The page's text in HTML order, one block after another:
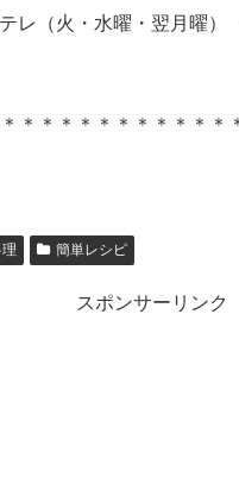
レ（火・水曜・翌月曜
＊＊＊＊＊＊＊＊＊＊＊
簡単レシピ
スポンサーリンク